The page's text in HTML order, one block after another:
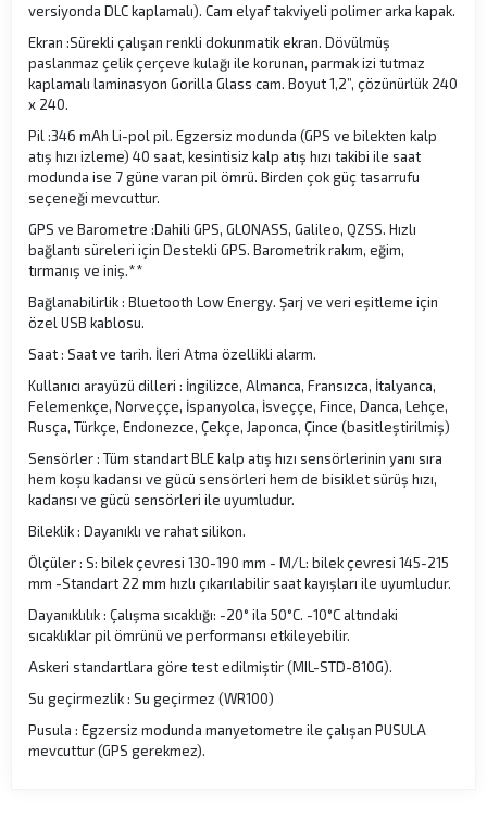
versiyonda DLC kaplamalı). Cam elyaf takviyeli polimer arka kapak.
Ekran :Sürekli çalışan renkli dokunmatik ekran. Dövülmüş
paslanmaz çelik çerçeve kulağı ile korunan, parmak izi tutmaz
kaplamalı laminasyon Gorilla Glass cam. Boyut 1,2”, çözünürlük 240
x 240.
Pil :346 mAh Li-pol pil. Egzersiz modunda (GPS ve bilekten kalp
atış hızı izleme) 40 saat, kesintisiz kalp atış hızı takibi ile saat
modunda ise 7 güne varan pil ömrü. Birden çok güç tasarrufu
seçeneği mevcuttur.
GPS ve Barometre :Dahili GPS, GLONASS, Galileo, QZSS. Hızlı
bağlantı süreleri için Destekli GPS. Barometrik rakım, eğim,
tırmanış ve iniş.**
Bağlanabilirlik : Bluetooth Low Energy. Şarj ve veri eşitleme için
özel USB kablosu.
Saat : Saat ve tarih. İleri Atma özellikli alarm.
Kullanıcı arayüzü dilleri : İngilizce, Almanca, Fransızca, İtalyanca,
Felemenkçe, Norveççe, İspanyolca, İsveççe, Fince, Danca, Lehçe,
Rusça, Türkçe, Endonezce, Çekçe, Japonca, Çince (basitleştirilmiş)
Sensörler : Tüm standart BLE kalp atış hızı sensörlerinin yanı sıra
hem koşu kadansı ve gücü sensörleri hem de bisiklet sürüş hızı,
kadansı ve gücü sensörleri ile uyumludur.
Bileklik : Dayanıklı ve rahat silikon.
Ölçüler : S: bilek çevresi 130-190 mm - M/L: bilek çevresi 145-215
mm -Standart 22 mm hızlı çıkarılabilir saat kayışları ile uyumludur.
Dayanıklılık : Çalışma sıcaklığı: -20° ila 50°C. -10°C altındaki
sıcaklıklar pil ömrünü ve performansı etkileyebilir.
Askeri standartlara göre test edilmiştir (MIL-STD-810G).
Su geçirmezlik : Su geçirmez (WR100)
Pusula : Egzersiz modunda manyetometre ile çalışan PUSULA
mevcuttur (GPS gerekmez).